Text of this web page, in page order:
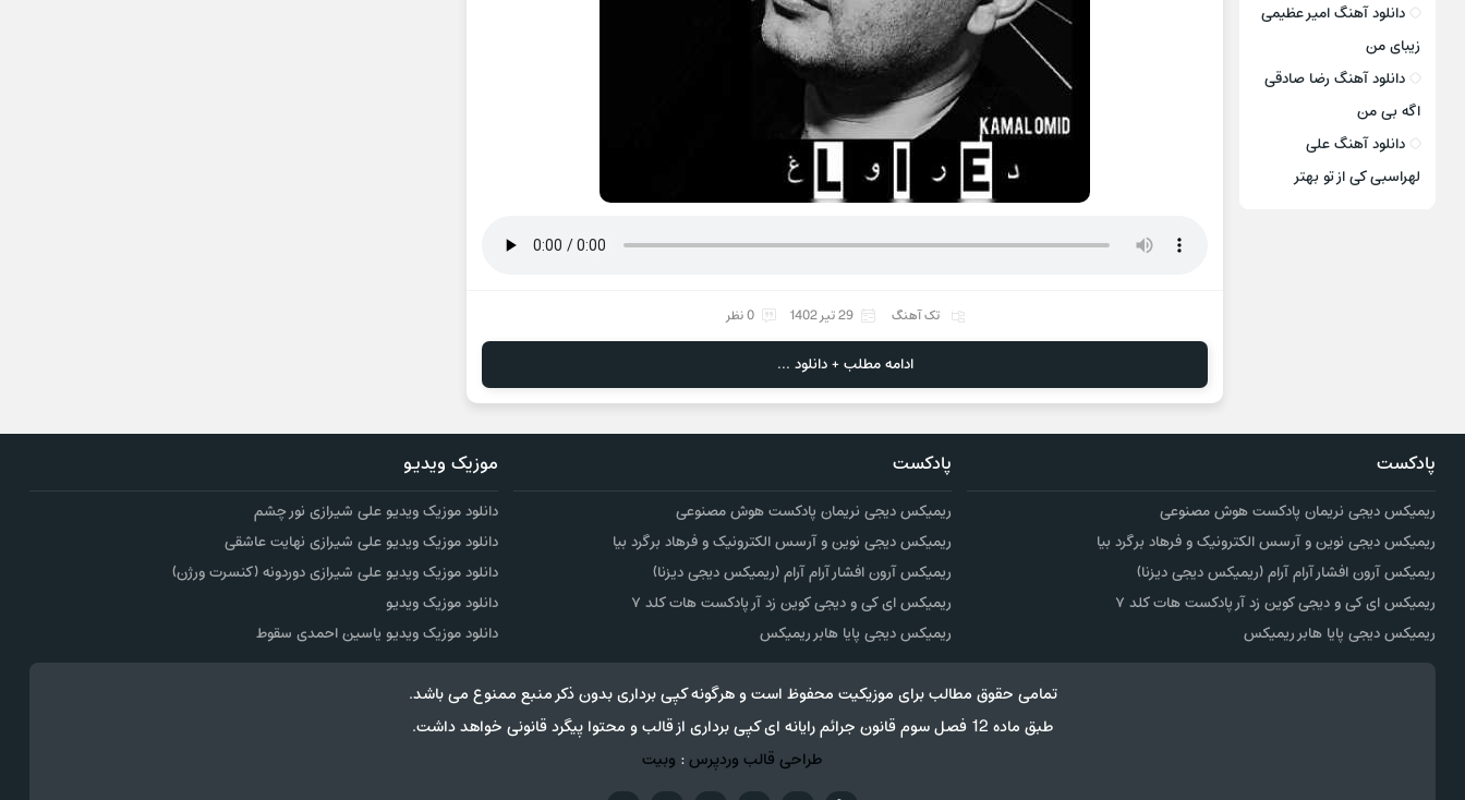
تک آهنگ 29 تیر 1402 0 نظر
ادامه مطلب + دانلود ...
دانلود آهنگ امیر عظیمی
زیبای من
دانلود آهنگ رضا صادقی
اگه بی من
دانلود آهنگ علی
لهراسبی کی از تو ‌بهتر
پادکست
ریمیکس دیجی نریمان پادکست هوش مصنوعی
ریمیکس دیجی نوین و آرسس الکترونیک و فرهاد برگرد بیا
ریمیکس آرون افشار آرام آرام (ریمیکس دیجی دیزنا)
ریمیکس ای کی و دیجی کوین زد آر پادکست هات کلد ۷
ریمیکس دیجی پایا هابر ریمیکس
پادکست
ریمیکس دیجی نریمان پادکست هوش مصنوعی
ریمیکس دیجی نوین و آرسس الکترونیک و فرهاد برگرد بیا
ریمیکس آرون افشار آرام آرام (ریمیکس دیجی دیزنا)
ریمیکس ای کی و دیجی کوین زد آر پادکست هات کلد ۷
ریمیکس دیجی پایا هابر ریمیکس
موزیک ویدیو
دانلود موزیک ویدیو علی شیرازی نور چشم
دانلود موزیک ویدیو علی شیرازی نهایت عاشقی
دانلود موزیک ویدیو علی شیرازی دوردونه (کنسرت ورژن)
دانلود موزیک ویدیو
دانلود موزیک ویدیو یاسین احمدی سقوط
تمامی حقوق مطالب برای موزیکیت محفوظ است و هرگونه کپی برداری بدون ذکر منبع ممنوع می باشد.
طبق ماده 12 فصل سوم قانون جرائم رایانه ای کپی برداری از قالب و محتوا پیگرد قانونی خواهد داشت.
طراحی قالب وردپرس: وبیت